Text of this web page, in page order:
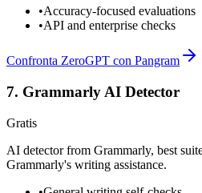
•Accuracy-focused evaluations
•API and enterprise checks
Confronta ZeroGPT con Pangram
7. Grammarly AI Detector
Gratis
AI detector from Grammarly, best
Grammarly's writing assistance.